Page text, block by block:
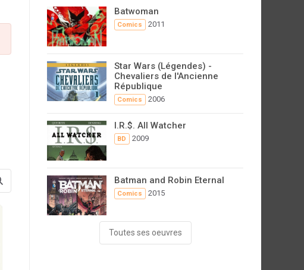
Batwoman
Comics 2011
Star Wars (Légendes) -
Chevaliers de l'Ancienne
République
Comics 2006
I.R.$. All Watcher
BD 2009
Batman and Robin Eternal
Comics 2015
Toutes ses oeuvres